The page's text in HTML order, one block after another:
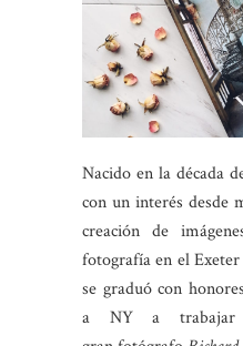
Nacido en la década
con un interés desde
creación de
fotografía en el
se graduó con
a NY a trabajar